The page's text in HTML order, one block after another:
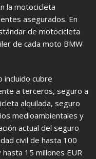
la motocicleta
asegurados. En
de motocicleta
de cada moto BMW
incluido cubre
a terceros, seguro a
alquilada, seguro
medioambientales y
actual del seguro
civil de hasta 100
15 millones EUR